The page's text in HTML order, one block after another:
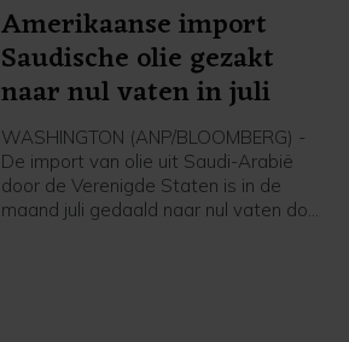
Amerikaanse import
Saudische olie gezakt
naar nul vaten in juli
WASHINGTON (ANP/BLOOMBERG) -
De import van olie uit Saudi-Arabië
door de Verenigde Staten is in de
maand juli gedaald naar nul vaten door